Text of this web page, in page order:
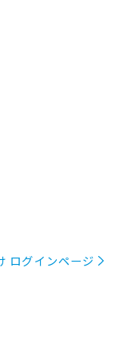
ログインページ